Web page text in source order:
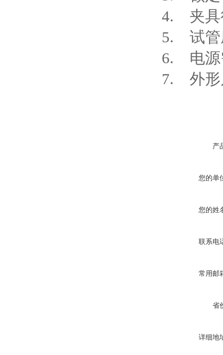
4. 夹具
5. 试管
6. 电源
7. 外形
产
您的单
您的姓
联系电
常用邮
省
详细地